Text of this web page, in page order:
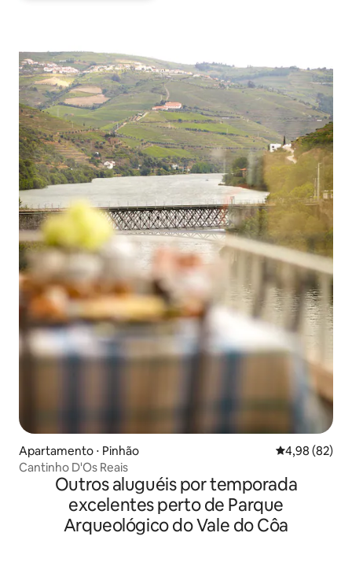
Apartamento ⋅ Pinhão 4,98 de uma
4,98 (82)
Cantinho D'Os Reais
Outros aluguéis por temporada
excelentes perto de Parque
Arqueológico do Vale do Côa